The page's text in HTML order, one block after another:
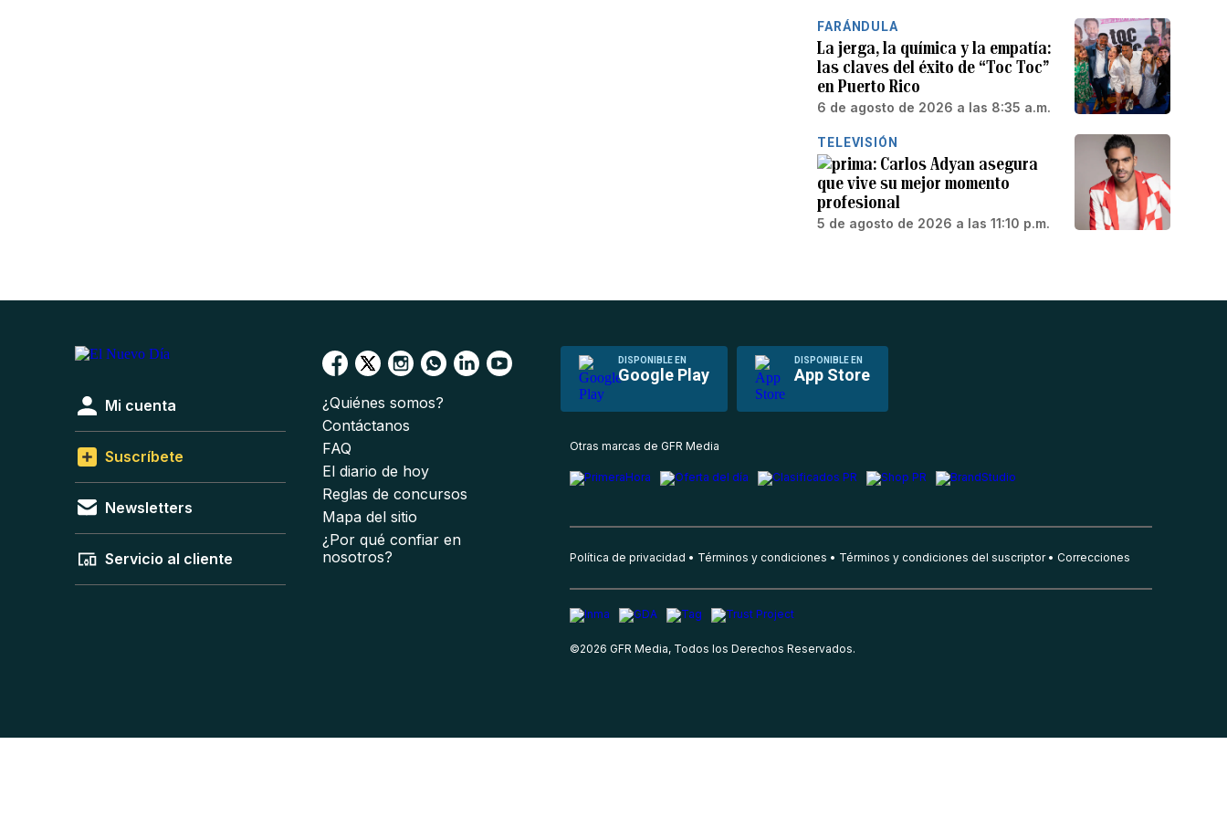
FARÁNDULA
La jerga, la química y la empatía:
las claves del éxito de “Toc Toc”
en Puerto Rico
6 de agosto de 2026 a las 8:35 a.m.
TELEVISIÓN
Carlos Adyan asegura
que vive su mejor momento
profesional
5 de agosto de 2026 a las 11:10 p.m.
DISPONIBLE EN
Google Play
DISPONIBLE EN
App Store
Mi cuenta
Suscríbete
Newsletters
Servicio al cliente
¿Quiénes somos?
Contáctanos
FAQ
El diario de hoy
Reglas de concursos
Mapa del sitio
¿Por qué confiar en
nosotros?
Otras marcas de GFR Media
Política de privacidad Términos y condiciones Términos y condiciones del suscriptor Correcciones
©2026 GFR Media, Todos los Derechos Reservados.